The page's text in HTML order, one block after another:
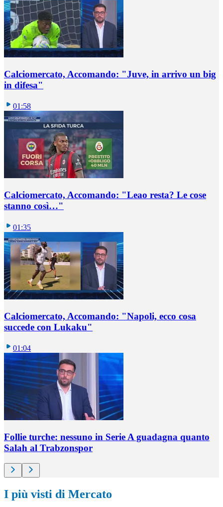
Calciomercato, Accomando: "Juve, in arrivo un big
in difesa"
01:58
Calciomercato, Accomando: "Leao resta? Le cose
stanno così…"
01:35
Calciomercato, Accomando: "Napoli, ecco cosa
succede con Lukaku"
01:04
Follie turche: nessuno in Serie A guadagna quanto
Salah al Trabzonspor
I più visti di Mercato